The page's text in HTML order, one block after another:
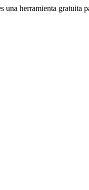
una herramienta gratuita